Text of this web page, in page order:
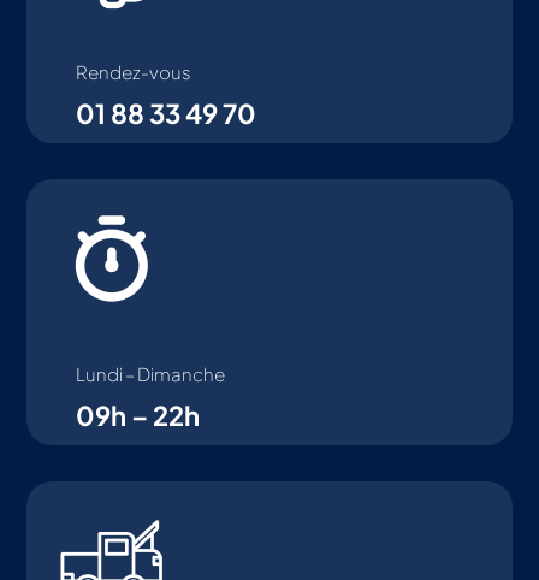
Rendez-vous
01 88 33 49 70
Lundi – Dimanche
09h – 22h